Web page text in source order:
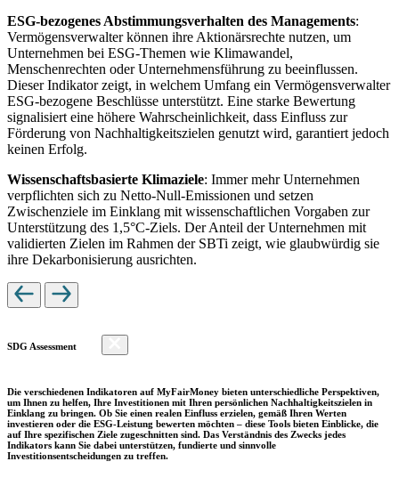
ESG-bezogenes Abstimmungsverhalten des Managements:
Vermögensverwalter können ihre Aktionärsrechte nutzen, um
Unternehmen bei ESG-Themen wie Klimawandel,
Menschenrechten oder Unternehmensführung zu beeinflussen.
Dieser Indikator zeigt, in welchem Umfang ein Vermögensverwalter
ESG-bezogene Beschlüsse unterstützt. Eine starke Bewertung
signalisiert eine höhere Wahrscheinlichkeit, dass Einfluss zur
Förderung von Nachhaltigkeitszielen genutzt wird, garantiert jedoch
keinen Erfolg.
Wissenschaftsbasierte Klimaziele: Immer mehr Unternehmen
verpflichten sich zu Netto-Null-Emissionen und setzen
Zwischenziele im Einklang mit wissenschaftlichen Vorgaben zur
Unterstützung des 1,5°C-Ziels. Der Anteil der Unternehmen mit
validierten Zielen im Rahmen der SBTi zeigt, wie glaubwürdig sie
ihre Dekarbonisierung ausrichten.
SDG Assessment
Die verschiedenen Indikatoren auf MyFairMoney bieten unterschiedliche Perspektiven,
um Ihnen zu helfen, Ihre Investitionen mit Ihren persönlichen Nachhaltigkeitszielen in
Einklang zu bringen. Ob Sie einen realen Einfluss erzielen, gemäß Ihren Werten
investieren oder die ESG-Leistung bewerten möchten – diese Tools bieten Einblicke, die
auf Ihre spezifischen Ziele zugeschnitten sind. Das Verständnis des Zwecks jedes
Indikators kann Sie dabei unterstützen, fundierte und sinnvolle
Investitionsentscheidungen zu treffen.